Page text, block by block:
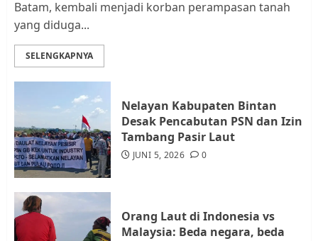
4
Warga Rempang Ajukan
Audiensi dengan Wali Kota
Batam, kembali menjadi korban perampasan tanah
yang diduga...
SELENGKAPNYA
Nelayan Kabupaten Bintan
Desak Pencabutan PSN dan Izin
Tambang Pasir Laut
JUNI 5, 2026 0
Orang Laut di Indonesia vs
Malaysia: Beda negara, beda